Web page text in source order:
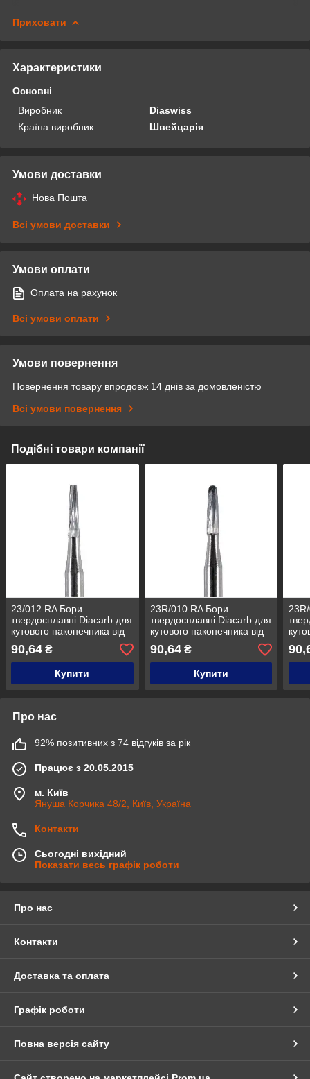
Приховати
Характеристики
Основні
Виробник
Diaswiss
Країна виробник
Швейцарія
Умови доставки
Нова Пошта
Всі умови доставки
Умови оплати
Оплата на рахунок
Всі умови оплати
Умови повернення
Повернення товару впродовж 14 днів за домовленістю
Всі умови повернення
Подібні товари компанії
23/012 RA Бори
твердосплавні Diacarb для
кутового наконечника від
Diaswiss (Діасвіс)
Швейцарія цін/кат 31
90,64 ₴
Купити
23R/010 RA Бори
твердосплавні Diacarb для
кутового наконечника від
Diaswiss (Діасвіс)
Швейцарія цін/кат 31
90,64₴
Купити
Про нас
92% позитивних з 74 відгуків за рік
Працює з 20.05.2015
м. Київ
Януша Корчика 48/2, Київ, Україна
Контакти
Сьогодні вихідний
Показати весь графік роботи
Про нас
Контакти
Доставка та оплата
Графік роботи
Повна версія сайту